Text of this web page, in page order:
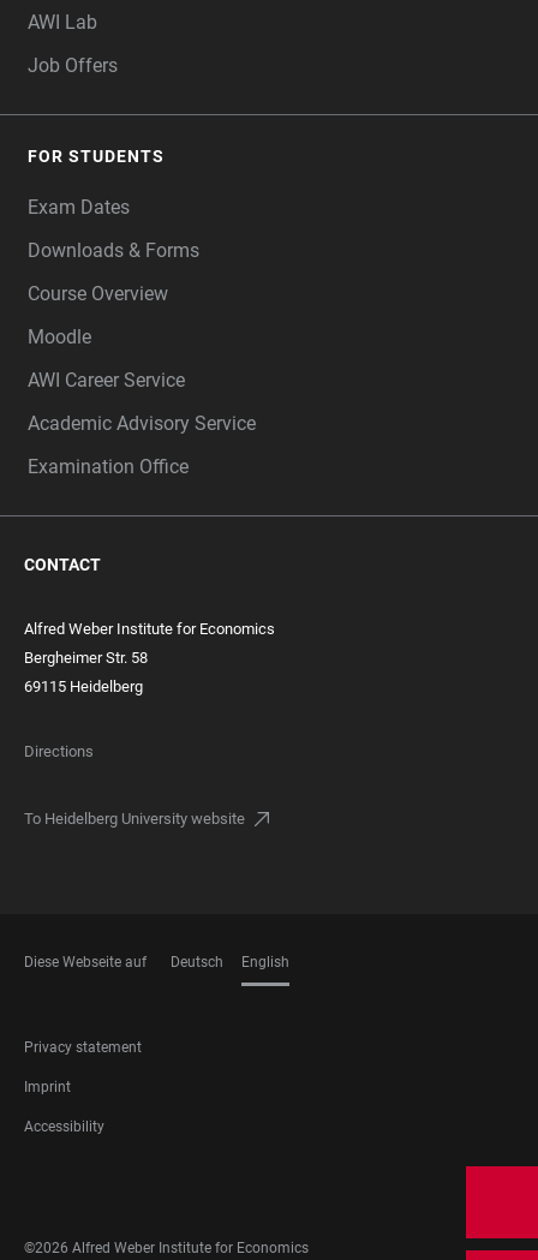
AWI Lab
Job Offers
FOR STUDENTS
Exam Dates
Downloads & Forms
Course Overview
Moodle
AWI Career Service
Academic Advisory Service
Examination Office
CONTACT
Alfred Weber Institute for Economics
Bergheimer Str. 58
69115 Heidelberg
Directions
To Heidelberg University website
Diese Webseite auf Deutsch English
FOOTER
LEGAL
Privacy statement
Imprint
Accessibility
MEDIA
©2026 Alfred Weber Institute for Economics